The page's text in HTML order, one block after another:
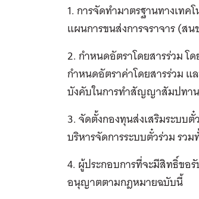
1. การจัดทำมาตรฐานทางเทค
แผนการขนส่งการจราจาร (ส
2. กำหนดอัตราโดยสารร่วม โ
กำหนดอัตราค่าโดยสารร่วม แ
บังคับในการทำสัญญาสัมปทา
3. จัดตั้งกองทุนส่งเสริมระบบ
บริหารจัดการระบบตั๋วร่วม รว
4. ผู้ประกอบการที่จะมีสิทธิ์ขอ
อนุญาตตามกฎหมายฉบับนี้